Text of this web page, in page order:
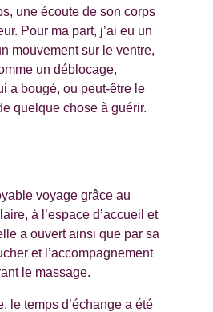
une écoute de son corps
Pour ma part, j’ai eu un
mouvement sur le ventre,
un déblocage,
a bougé, ou peut-être le
quelque chose à guérir.
voyage grâce au
à l’espace d’accueil et
a ouvert ainsi que par sa
et l’accompagnement
le massage.
le temps d’échange a été